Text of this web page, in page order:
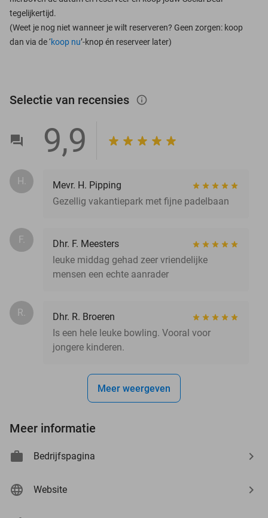
tegelijkertijd.
(Weet je nog niet wanneer je wilt reserveren? Geen zorgen: koop
dan via de ‘koop nu’-knop én reserveer later)
Selectie van recensies info_outlined
9,9
H.
Mevr. H. Pipping
Gezellig vakantiepark met fijne padelbaan
F.
Dhr. F. Meesters
leuke middag gehad zeer vriendelijke
mensen een echte aanrader
R.
Dhr. R. Broeren
Is een hele leuke bowling. Vooral voor
jongere kinderen.
Meer weergeven
Meer informatie
Bedrijfspagina
Website